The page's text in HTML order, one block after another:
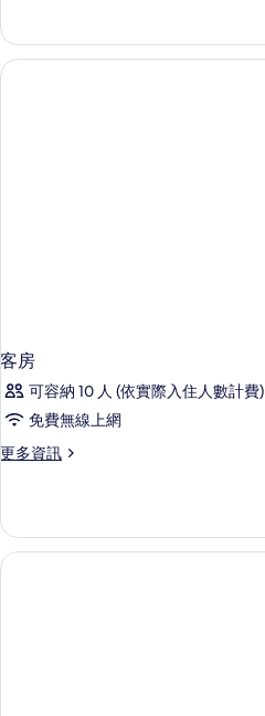
台
的
2
間
臥
客房
可容納 10 人 (依實際入住人數計費)
免費無線上網
更多資訊
更
的
詳
情